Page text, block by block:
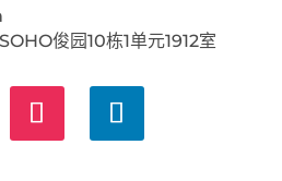
俊园10栋1单元1912室